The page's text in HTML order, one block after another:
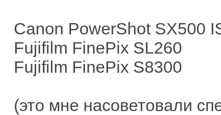
Canon PowerShot SX500
Fujifilm FinePix SL260
Fujifilm FinePix S8300
(это мне насоветовали